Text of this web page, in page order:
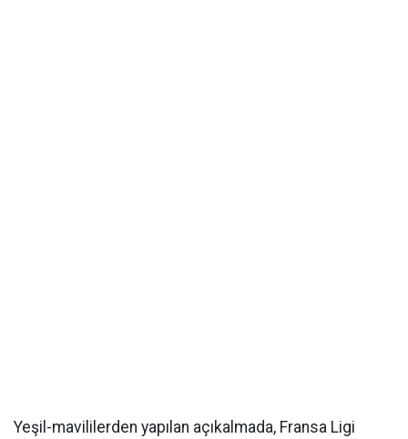
Yeşil-mavililerden yapılan açıkalmada, Fransa Ligi